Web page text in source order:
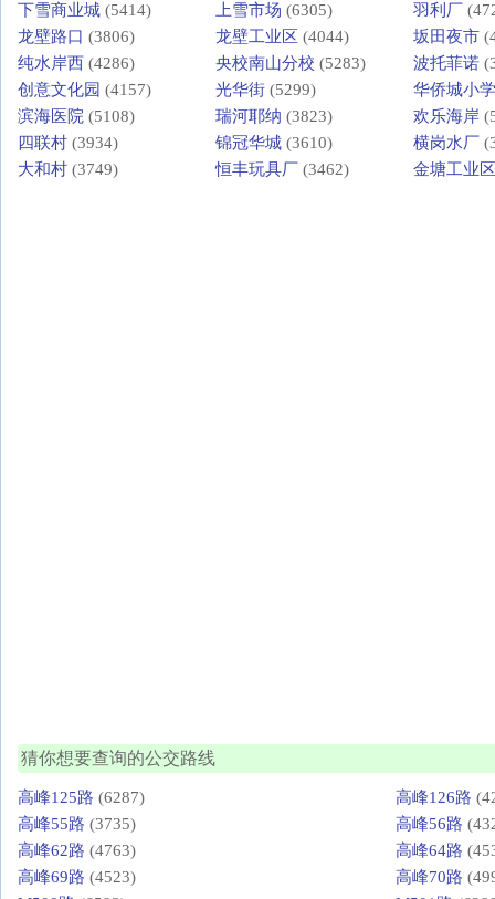
下雪商业城 (5414) 上雪市场 (6305) 羽利厂
龙壁路口 (3806) 龙壁工业区 (4044) 坂田夜市
纯水岸西 (4286) 央校南山分校 (5283) 波托菲诺
创意文化园 (4157) 光华街 (5299)
华侨城小学
滨海医院 (5108) 瑞河耶纳 (3823) 欢乐海岸
四联村 (3934) 锦冠华城 (3610) 横岗水厂
大和村 (3749) 恒丰玩具厂 (3462) 金塘工业区
猜你想要查询的公交路线
高峰125路 (6287) 高峰126路
高峰55路 (3735) 高峰56路
高峰62路 (4763) 高峰64路
高峰69路 (4523) 高峰70路